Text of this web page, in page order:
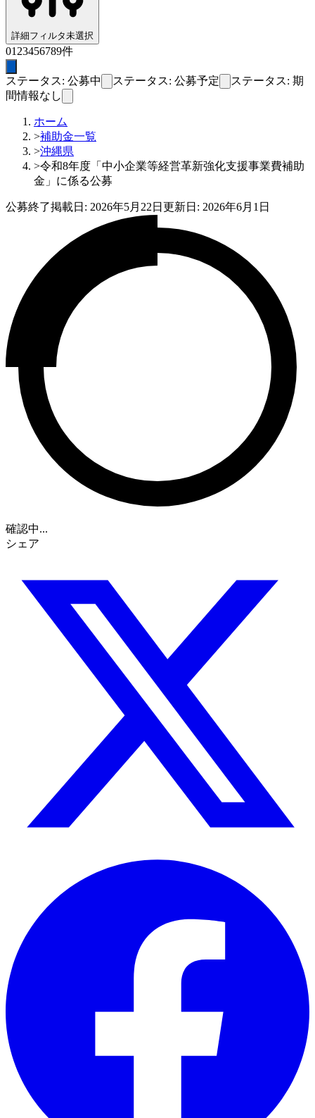
詳細フィルタ未選択
01 23456789件
ステータス: 公募中 ステータス: 公募予定
ステータス: 期
間情報なし
ホーム
>補助金一覧
>沖縄県
>令和8年度「中小企業等経営革新強化支援事業費補助
金」に係る公募
公募終了掲載日: 2026年5月22日 更新日: 2026年6月1日
確認中...
シェア